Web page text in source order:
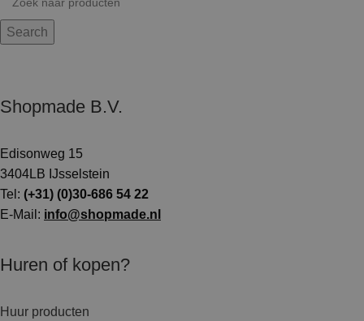
Search
Shopmade B.V.
Edisonweg 15
3404LB IJsselstein
Tel: (+31) (0)30-686 54 22
E-Mail: info@shopmade.nl
Huren of kopen?
Huur producten